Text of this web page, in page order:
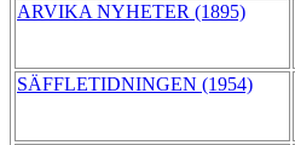
ARVIKA NYHETER (1895)
SÄFFLETIDNINGEN (1954)